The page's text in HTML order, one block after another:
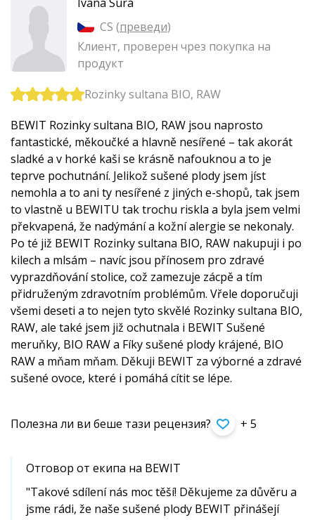
CS (преведи)
Клиент, проверен чрез покупка на
продукт
Rozinky sultana BIO, RAW
BEWIT Rozinky sultana BIO, RAW jsou naprosto
fantastické, měkoučké a hlavně nesířené – tak akorát
sladké a v horké kaši se krásně nafouknou a to je
teprve pochutnání. Jelikož sušené plody jsem jíst
nemohla a to ani ty nesířené z jiných e-shopů, tak jsem
to vlastně u BEWITU tak trochu riskla a byla jsem velmi
překvapená, že nadýmání a kožní alergie se nekonaly.
Po té již BEWIT Rozinky sultana BIO, RAW nakupuji i po
kilech a mlsám – navíc jsou přínosem pro zdravé
vyprazdňování stolice, což zamezuje zácpě a tím
přidruženým zdravotním problémům. Vřele doporučuji
všemi deseti a to nejen tyto skvělé Rozinky sultana BIO,
RAW, ale také jsem již ochutnala i BEWIT Sušené
meruňky, BIO RAW a Fíky sušené plody krájené, BIO
RAW a mňam mňam. Děkuji BEWIT za výborné a zdravé
sušené ovoce, které i pomáhá cítit se lépe.
Полезна ли ви беше тази рецензия? + 5
Отговор от екипа на BEWIT
"Takové sdílení nás moc těší! Děkujeme za důvěru a
jsme rádi, že naše sušené plody BEWIT přinášejí